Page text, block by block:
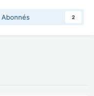
Abonnés 2